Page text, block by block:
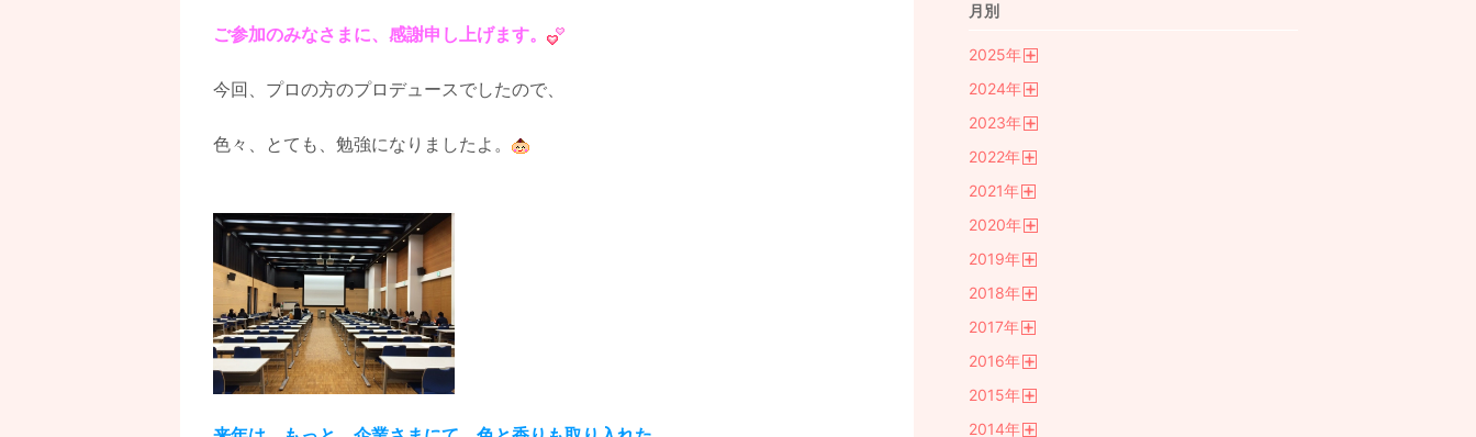
ご参加のみなさまに、感謝申し上げます。
今回、プロの方のプロデュースでしたので、
色々、とても、勉強になりましたよ。
月別
2025年
2024年
2023年
2022年
2021年
2020年
2019年
2018年
2017年
2016年
2015年
2014年